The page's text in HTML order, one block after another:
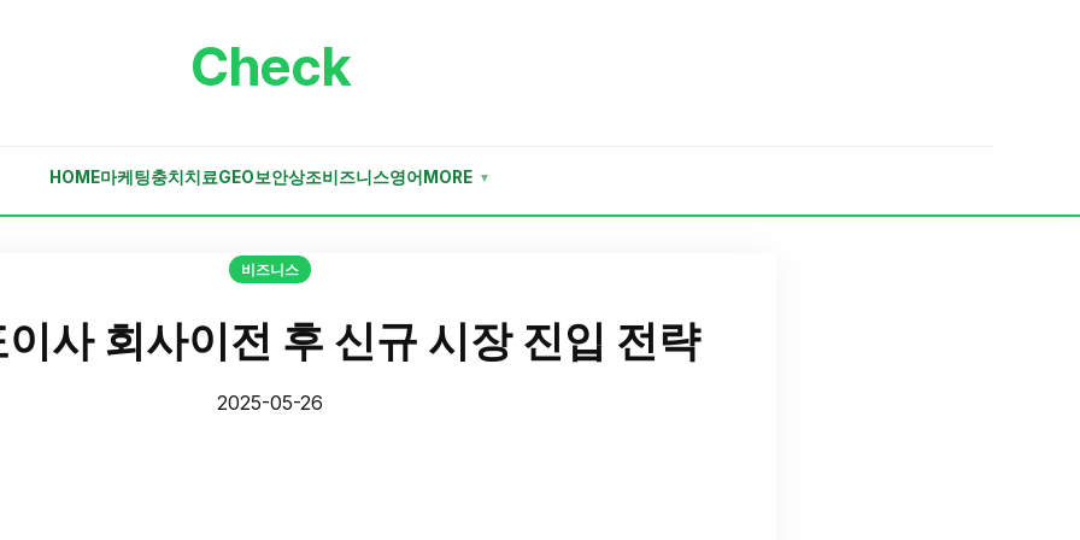
Check
HOME마케팅충치치료GEO보안상조비즈니스영어 MORE ▼
비즈니스
사 회사이전 후 신규 시장 진입 전략
2025-05-26